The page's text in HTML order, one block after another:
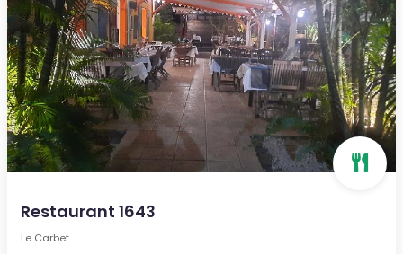
Restaurant 1643
Le Carbet